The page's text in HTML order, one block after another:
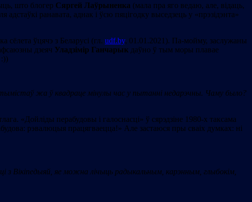
што блогер Сяргей Лаўрыненка (мала пра яго ведаю, але, відаць,
ранавата, аднак і ўсю пяцігодку выседзець у «прэзідэнта»
ўцячэ з Беларусі (гл. udf.by, 01.01.2021). Па-мойму, заслужаны
дзеяч Уладзімір Ганчарык даўно ў тым моры плавае
:))
жа ў квадраце мінулы час у пытанні недарэчны. Чаму было?
«Дойліды перабудовы і галоснасці» ў сярэдзіне 1980-х таксама
рэвалюцыя працягваецца!» Але застаюся пры сваіх думках: ні
Вікіпедыяй, яе можна лічыць радыкальным, карэнным, глыбокім,